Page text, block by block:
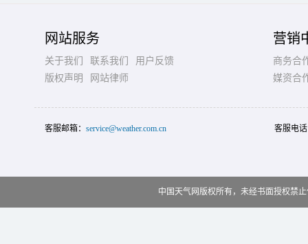
网站服务
关于我们 联系我们
用户反馈
版权声明
网站律师
营销
商务合
媒资合
客服邮箱： service@weather.com.cn 客服电
中国天气网版权所有，未经书面授权